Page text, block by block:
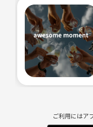
ご利用にはア